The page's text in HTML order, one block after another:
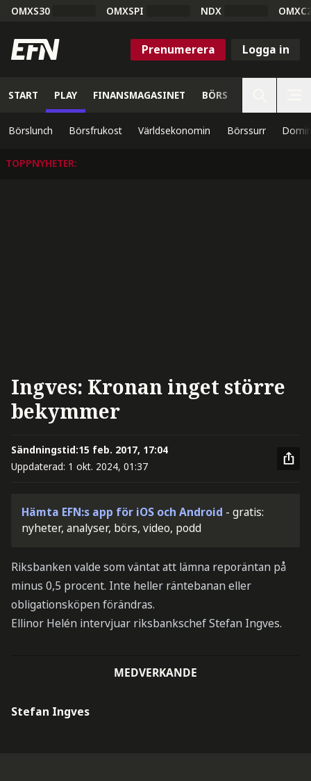
OMXS30 OMXSPI NDX
Prenumerera Logga in
START PLAY FINANSMAGASINET BÖRS
Börslunch Börsfrukost Världsekonomin Börssurr
TOPPNYHETER:
Ingves: Kronan inget större
bekymmer
Sändningstid:15 feb. 2017, 17:04
Uppdaterad: 1 okt. 2024, 01:37
Hämta EFN:s app för iOS och Android - gratis:
nyheter, analyser, börs, video, podd
Riksbanken valde som väntat att lämna reporäntan på
minus 0,5 procent. Inte heller räntebanan eller
obligationsköpen förändras.
Ellinor Helén intervjuar riksbankschef Stefan Ingves.
MEDVERKANDE
Stefan Ingves